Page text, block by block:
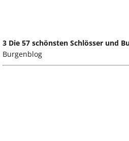
3 Die 57 schönsten Schlösser und
Burgenblog